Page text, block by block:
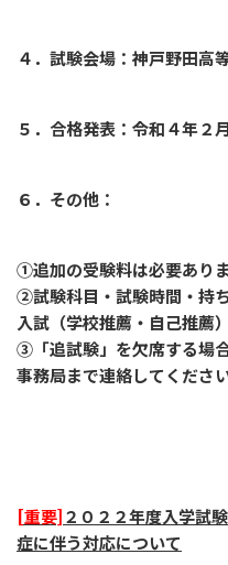
４．試験会場：神戸野田高
５．合格発表：令和４年２
６．その他：
①追加の受験料は必要ありま
②試験科目・試験時間・持
入試（学校推薦・自己推薦
③「追試験」を欠席する場
事務局まで連絡してください
[重要]２０２２年度入学試
症に伴う対応について